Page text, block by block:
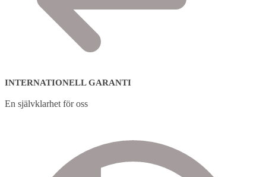
INTERNATIONELL GARANTI
En självklarhet för oss